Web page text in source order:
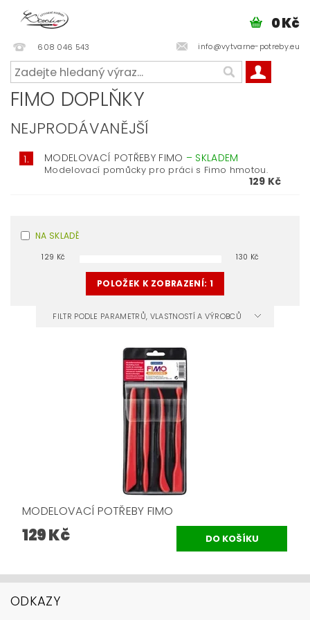
608 046 543 info@vytvarne-potreby.eu
0 Kč
FIMO DOPLŇKY
NEJPRODÁVANĚJŠÍ
1. MODELOVACÍ POTŘEBY FIMO – SKLADEM
Modelovací pomůcky pro práci s Fimo hmotou.
129 Kč
NA SKLADĚ
129 Kč 130 Kč
POLOŽEK K ZOBRAZENÍ: 1
FILTR PODLE PARAMETRŮ, VLASTNOSTÍ A VÝROBCŮ
MODELOVACÍ POTŘEBY FIMO
129 Kč
ODKAZY